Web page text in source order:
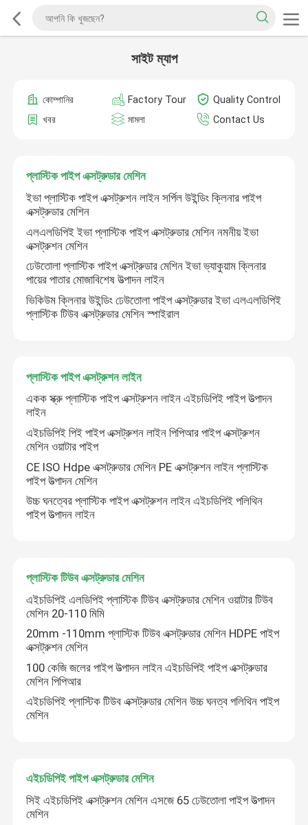
সাইট ম্যাপ
কোম্পানির Factory Tour
Quality Control
খবর
মামলা Contact Us
প্লাস্টিক পাইপ এক্সট্রুডার মেশিন
ইভা প্লাস্টিক পাইপ এক্সট্রুশন লাইন সর্পিল উইন্ডিং ক্লিনার পাইপ
এক্সট্রুডার মেশিন
এলএলডিপিই ইভা প্লাস্টিক পাইপ এক্সট্রুডার মেশিন নমনীয় ইভা
এক্সট্রুশন মেশিন
ঢেউতোলা প্লাস্টিক পাইপ এক্সট্রুডার মেশিন ইভা ভ্যাকুয়াম ক্লিনার
পায়ের পাতার মোজাবিশেষ উত্পাদন লাইন
ভিকিউম ক্লিনার উইন্ডিং ঢেউতোলা পাইপ এক্সট্রুডার ইভা এলএলডিপিই
প্লাস্টিক টিউব এক্সট্রুডার মেশিন স্পাইরাল
প্লাস্টিক পাইপ এক্সট্রুশন লাইন
একক স্ক্রু প্লাস্টিক পাইপ এক্সট্রুশন লাইন এইচডিপিই পাইপ উত্পাদন
লাইন
এইচডিপিই পিই পাইপ এক্সট্রুশন লাইন পিপিআর পাইপ এক্সট্রুশন
মেশিন ওয়াটার পাইপ
CE ISO Hdpe এক্সট্রুডার মেশিন PE এক্সট্রুশন লাইন প্লাস্টিক
পাইপ উত্পাদন মেশিন
উচ্চ ঘনত্বের প্লাস্টিক পাইপ এক্সট্রুশন লাইন এইচডিপিই পলিথিন
পাইপ উত্পাদন লাইন
প্লাস্টিক টিউব এক্সট্রুডার মেশিন
এইচডিপিই এলডিপিই প্লাস্টিক টিউব এক্সট্রুডার মেশিন ওয়াটার টিউব
মেশিন 20-110 মিমি
20mm -110mm প্লাস্টিক টিউব এক্সট্রুডার মেশিন HDPE পাইপ
এক্সট্রুশন মেশিন
100 কেজি জলের পাইপ উত্পাদন লাইন এইচডিপিই পাইপ এক্সট্রুডার
মেশিন পিপিআর
এইচডিপিই প্লাস্টিক টিউব এক্সট্রুডার মেশিন উচ্চ ঘনত্ব পলিথিন পাইপ
মেশিন
এইচডিপিই পাইপ এক্সট্রুডার মেশিন
সিই এইচডিপিই এক্সট্রুশন মেশিন এসজে 65 ঢেউতোলা পাইপ উত্পাদন
মেশিন